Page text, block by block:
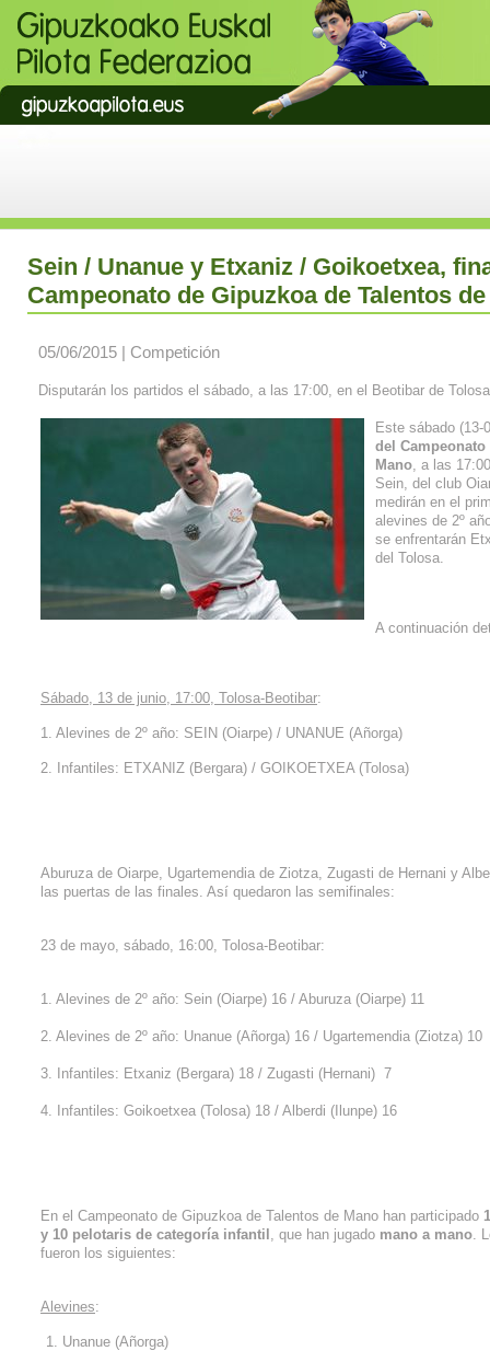
Sein / Unanue y Etxaniz / Goikoetxea,
Campeonato de Gipuzkoa de Talentos
05/06/2015 | Competición
Disputarán los partidos el sábado, a las 17:00, en el Beotibar de Tolosa
Este sábado
del
Mano, a las
Sein, del club
medirán en el
alevines de 2º
se enfrentarán
del Tolosa.
A continuación
Sábado, 13 de junio, 17:00, Tolosa-Beotibar:
1. Alevines de 2º año: SEIN (Oiarpe) / UNANUE (Añorga)
2. Infantiles: ETXANIZ (Bergara) / GOIKOETXEA (Tolosa)
Aburuza de Oiarpe, Ugartemendia de Ziotza, Zugasti de Hernani y
las puertas de las finales. Así quedaron las semifinales:
23 de mayo, sábado, 16:00, Tolosa-Beotibar:
1. Alevines de 2º año: Sein (Oiarpe) 16 / Aburuza (Oiarpe) 11
2. Alevines de 2º año: Unanue (Añorga) 16 / Ugartemendia (Ziotza) 10
3. Infantiles: Etxaniz (Bergara) 18 / Zugasti (Hernani) 7
4. Infantiles: Goikoetxea (Tolosa) 18 / Alberdi (Ilunpe) 16
En el Campeonato de Gipuzkoa de Talentos de Mano han participado
y 10 pelotaris de categoría infantil , que han jugado mano a mano.
fueron los siguientes:
Alevines:
Unanue (Añorga)